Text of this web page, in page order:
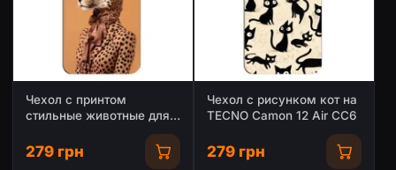
Чехол с принтом
стильные животные для
279 грн
Чехол с рисунком кот на
TECNO Camon 12 Air CC6
279 грн